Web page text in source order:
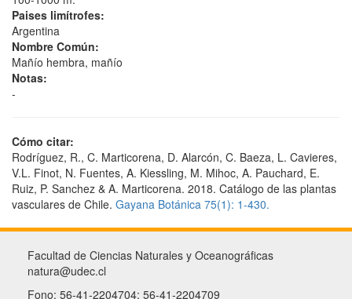
Paises limítrofes:
Argentina
Nombre Común:
Mañío hembra, mañío
Notas:
-
Cómo citar:
Rodríguez, R., C. Marticorena, D. Alarcón, C. Baeza, L. Cavieres,
V.L. Finot, N. Fuentes, A. Kiessling, M. Mihoc, A. Pauchard, E.
Ruiz, P. Sanchez & A. Marticorena. 2018. Catálogo de las plantas
vasculares de Chile. Gayana Botánica 75(1): 1-430.
Facultad de Ciencias Naturales y Oceanográficas
natura@udec.cl
Fono: 56-41-2204704; 56-41-2204709